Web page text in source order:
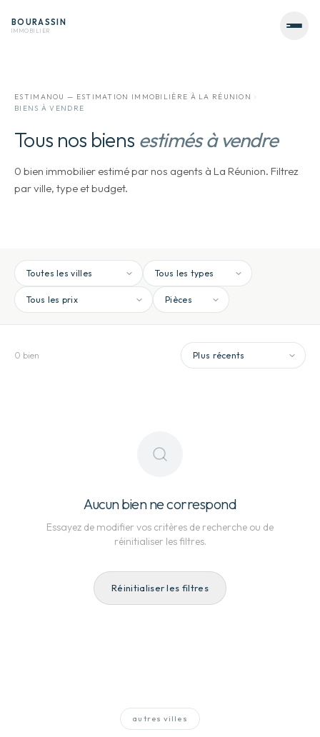
BOURASSIN
IMMOBILIER
ESTIMANOU — ESTIMATION IMMOBILIÈRE À LA RÉUNION
BIENS À VENDRE
Tous nos biens estimés à vendre
0 bien immobilier estimé par nos agents à La Réunion. Filtrez
par ville, type et budget.
0 bien
Aucun bien ne correspond
Essayez de modifier vos critères de recherche ou de
réinitialiser les filtres.
Réinitialiser les filtres
autres villes